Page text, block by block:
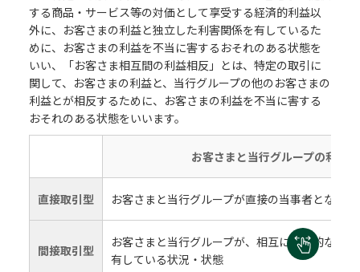
する商品・サービス等の対価として享受する経済的利益以
外に、お客さまの利益と独立した利害関係を有しているた
めに、お客さまの利益を不当に害するおそれのある状態を
いい、「お客さま相互間の利益相反」とは、特定の取引に
関して、お客さまの利益と、当行グループの他のお客さまの
利益とが相反するために、お客さまの利益を不当に害する
おそれのある状態をいいます。
お客さまと当行グループの利益
直接取引型 お客さまと当行グループが直接の当事者となる
間接取引型
お客さまと当行グループが、相互に排他的なま
有している状況・状態